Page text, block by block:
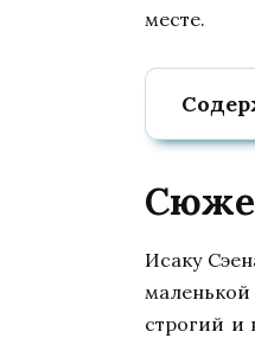
месте.
Исаку
маленькой
строгий и